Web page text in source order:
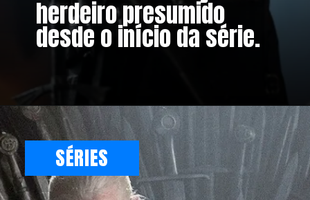
herdeiro presumido
desde o início da série.
SÉRIES